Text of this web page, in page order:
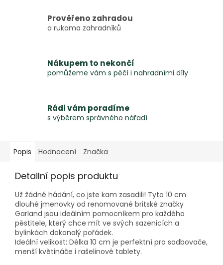
Prověřeno zahradou
a rukama zahradníků
Nákupem to nekončí
pomůžeme vám s péčí i nahradními díly
Rádi vám poradíme
s výběrem správného nářadí
Popis Hodnocení Značka
Detailní popis produktu
Už žádné hádání, co jste kam zasadili! Tyto 10 cm
dlouhé jmenovky od renomované britské značky
Garland jsou ideálním pomocníkem pro každého
pěstitele, který chce mít ve svých sazenicích a
bylinkách dokonalý pořádek.
Ideální velikost: Délka 10 cm je perfektní pro sadbovače,
menší květináče i rašelinové tablety.